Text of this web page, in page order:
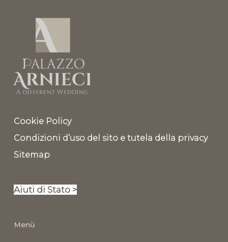
Cookie Policy
Condizioni d’uso del sito e tutela della privacy
Sitemap
Aiuti di Stato >
Menù